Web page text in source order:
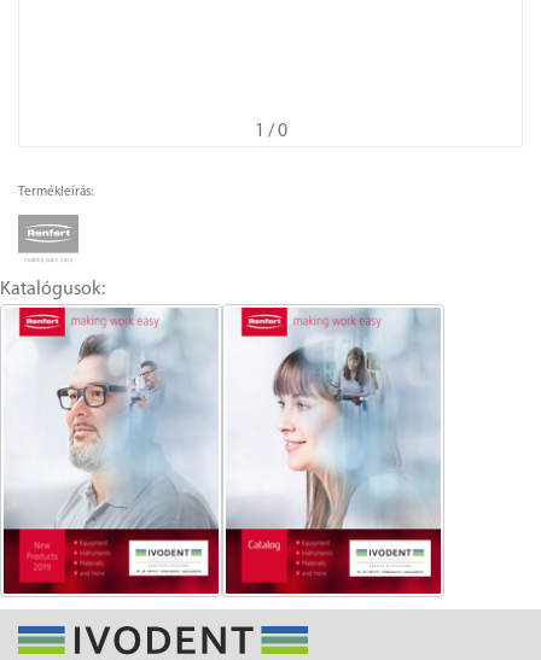
1 / 0
Termékleírás:
Katalógusok: